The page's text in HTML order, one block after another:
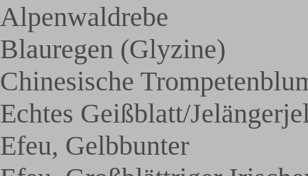
Alpenwaldrebe
Blauregen (Glyzine)
Chinesische
Echtes Geißblatt/
Efeu, Gelbbunter